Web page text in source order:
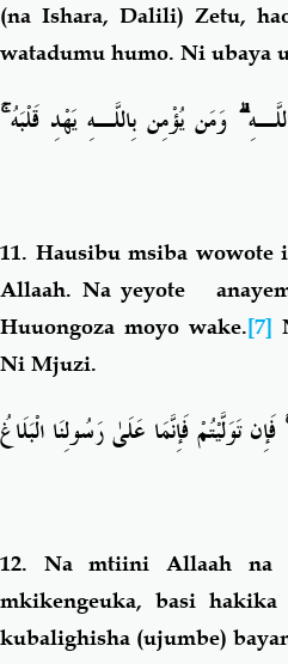
(na Ishara, Dalili) Zetu,
watadumu humo. Ni ubaya
ۗ وَمَن يُؤْمِن بِاللَّـهِ يَهْدِ قَلْبَهُۚ
11. Hausibu msiba
Allaah. Na yeyote
Huuongoza moyo wake.[7]
Ni Mjuzi.
فَإِن تَوَلَّيْتُمْ فَإِنَّمَا عَلَىٰ رَسُولِنَا الْبَلَاغُ
12. Na mtiini Allaah na
mkikengeuka, basi
kubalighisha (ujumbe)